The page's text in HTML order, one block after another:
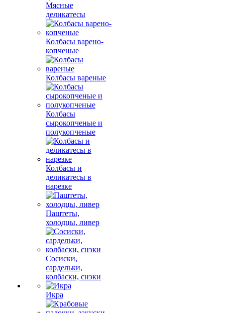
Мясные
деликатесы
Колбасы варено-
копченые
Колбасы вареные
Колбасы
сырокопченые и
полукопченые
Колбасы и
деликатесы в
нарезке
Паштеты,
холодцы, ливер
Сосиски,
сардельки,
колбаски, снэки
Икра